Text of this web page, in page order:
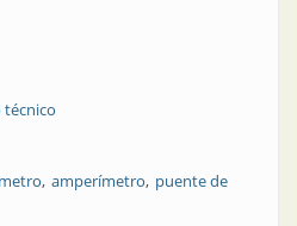
amperímetro puente de